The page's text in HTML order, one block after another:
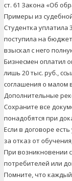
ст. 61 Закона «Об
Примеры из
Студентка уплатила
поступила на
взыскал с него
Бизнесмен оплатил
лишь 20 тыс. руб.,
соглашения о малом
Дополнительные
Сохраните все
понадобятся при
Если в договоре
за отказ от
При возникновении
потребителей или
Помните, что каждый